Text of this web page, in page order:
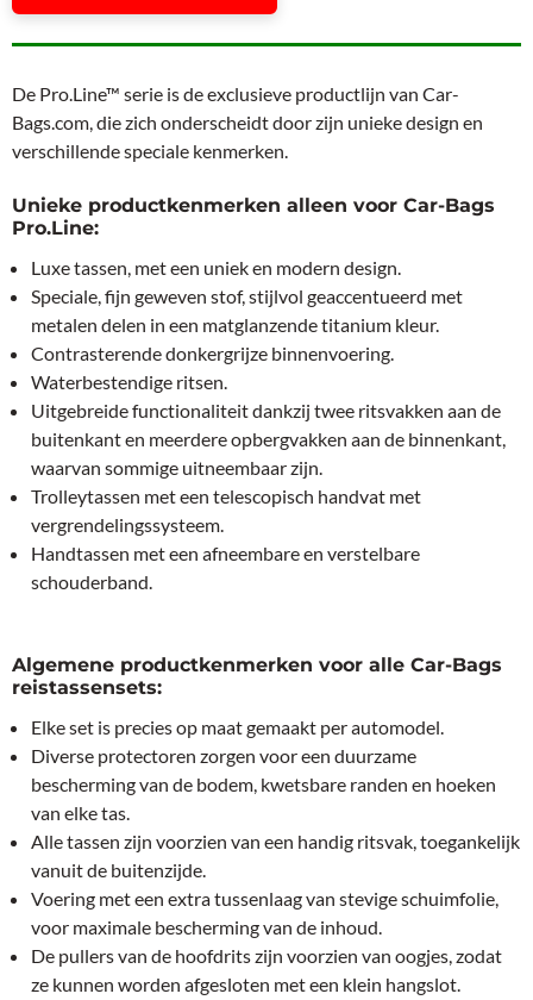
De Pro.Line™ serie is de exclusieve productlijn van Car-
Bags.com, die zich onderscheidt door zijn unieke design en
verschillende speciale kenmerken.
Unieke productkenmerken alleen voor Car-Bags
Pro.Line:
Luxe tassen, met een uniek en modern design.
Speciale, fijn geweven stof, stijlvol geaccentueerd met
metalen delen in een matglanzende titanium kleur.
Contrasterende donkergrijze binnenvoering.
Waterbestendige ritsen.
Uitgebreide functionaliteit dankzij twee ritsvakken aan de
buitenkant en meerdere opbergvakken aan de binnenkant,
waarvan sommige uitneembaar zijn.
Trolleytassen met een telescopisch handvat met
vergrendelingssysteem.
Handtassen met een afneembare en verstelbare
schouderband.
Algemene productkenmerken voor alle Car-Bags
reistassensets:
Elke set is precies op maat gemaakt per automodel.
Diverse protectoren zorgen voor een duurzame
bescherming van de bodem, kwetsbare randen en hoeken
van elke tas.
Alle tassen zijn voorzien van een handig ritsvak, toegankelijk
vanuit de buitenzijde.
Voering met een extra tussenlaag van stevige schuimfolie,
voor maximale bescherming van de inhoud.
De pullers van de hoofdrits zijn voorzien van oogjes, zodat
ze kunnen worden afgesloten met een klein hangslot.